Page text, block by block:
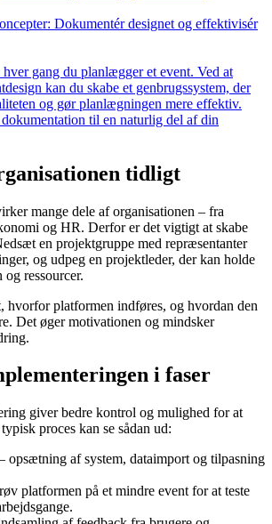
Dokumentér designet og effektivisér
gang du planlægger et event. Ved at
kan du skabe et genbrugssystem, der
og gør planlægningen mere effektiv.
til en naturlig del af din
tidligt
mange dele af organisationen – fra
og HR. Derfor er det vigtigt at skabe
en projektgruppe med repræsentanter
og udpeg en projektleder, der kan holde
ressourcer.
hvorfor platformen indføres, og hvordan den
Det øger motivationen og mindsker
i faser
giver bedre kontrol og mulighed for at
proces kan se sådan ud:
opsætning af system, dataimport og tilpasning
platformen på et mindre event for at teste